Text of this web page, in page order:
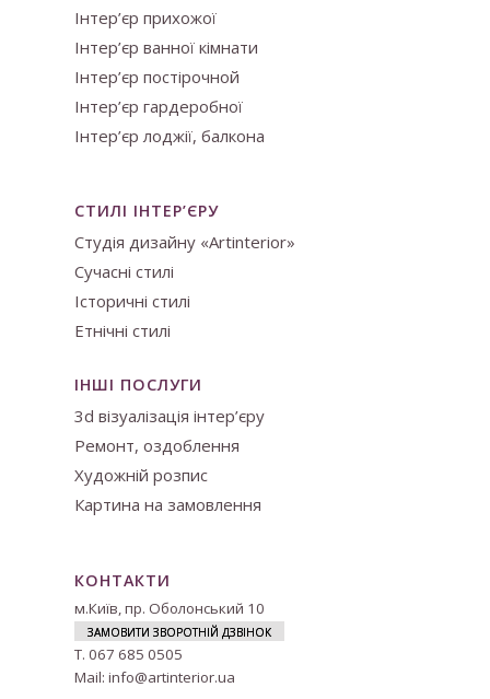
Інтер’єр прихожої
Інтер’єр ванної кімнати
Інтер’єр постірочной
Інтер’єр гардеробної
Інтер’єр лоджії, балкона
СТИЛІ ІНТЕР’ЄРУ
Студія дизайну «Artinterior»
Сучасні стилі
Історичні стилі
Етнічні стилі
ІНШІ ПОСЛУГИ
3d візуалізація інтер’єру
Ремонт, оздоблення
Художній розпис
Картина на замовлення
КОНТАКТИ
м.Київ, пр. Оболонський 10
ЗАМОВИТИ ЗВОРОТНІЙ ДЗВІНОК
Т. 067 685 0505
Mail: info@artinterior.ua